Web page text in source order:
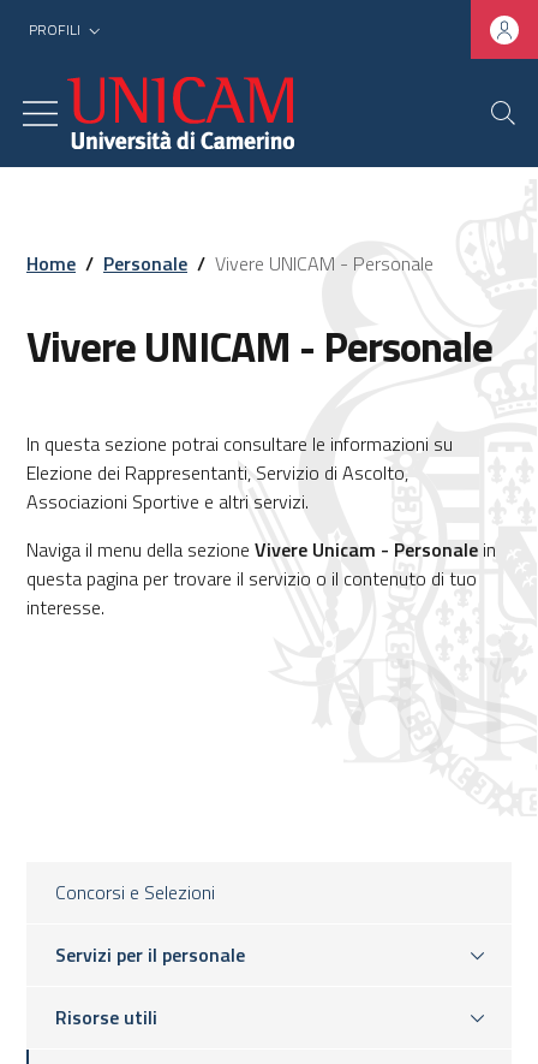
PROFILI
Concorsi e Selezioni
Servizi per il personale
Risorse utili
Home / Personale / Vivere UNICAM - Personale
Vivere UNICAM - Personale
In questa sezione potrai consultare le informazioni su
Elezione dei Rappresentanti, Servizio di Ascolto,
Associazioni Sportive e altri servizi.
Naviga il menu della sezione Vivere Unicam - Personale in
questa pagina per trovare il servizio o il contenuto di tuo
interesse.